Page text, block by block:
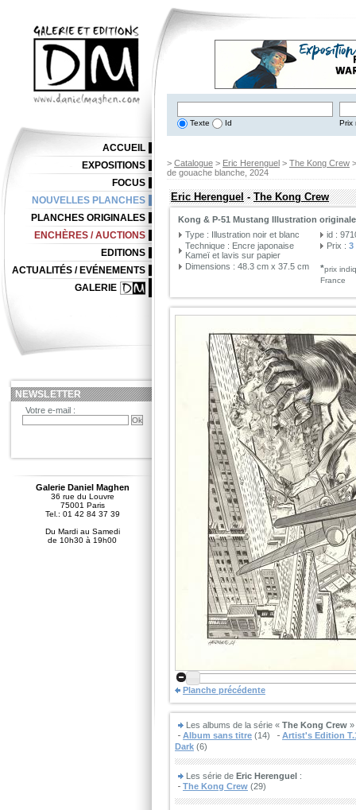
Texte Id Prix
> Catalogue > Eric Herenguel > The Kong Crew
de gouache blanche, 2024
Eric Herenguel-The Kong Crew
Kong & P-51 Mustang Illustration
Type : Illustration noir et blanc
Technique : Encre japonaise
Kameï et lavis sur papier
Dimensions : 48.3 cm x 37.5 cm
id :
Prix :3
*prix
France
Planche précédente
Les albums de la série « The Kong Crew »
Album sans titre (14)
Artist's Edition
Dark (6)
Les série de Eric Herenguel :
The Kong Crew (29)
ACCUEIL
EXPOSITIONS
FOCUS
NOUVELLES PLANCHES
PLANCHES ORIGINALES
ENCHÈRES / AUCTIONS
EDITIONS
ACTUALITÉS / EVÉNEMENTS
GALERIE
NEWSLETTER
Votre e-mail :
Galerie Daniel Maghen
36 rue du Louvre
75001 Paris
Tel.: 01 42 84 37 39
Du Mardi au Samedi
de 10h30 à 19h00